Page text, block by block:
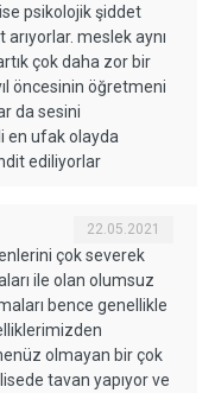
psikolojik şiddet
meslek aynı
çok daha zor bir
öncesinin öğretmeni
da sesini
en ufak olayda
ediliyorlar
22.05.2021
çok severek
ile olan olumsuz
bence genellikle
olmayan bir çok
tavan yapıyor ve